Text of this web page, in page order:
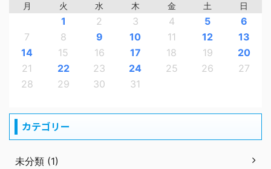
月 火 水 木 金 土 日
1 2 3 4 5
6
7
8 9 10 11 12
13
14
15 16 17 18 19
20
21
22 23 24 25 26
27
28
29 30 31
カテゴリー
未分類 (1)